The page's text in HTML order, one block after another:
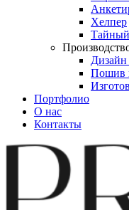
Хелпер
Тайный
Дизайн
Пошив
Портфолио
О нас
Контакты